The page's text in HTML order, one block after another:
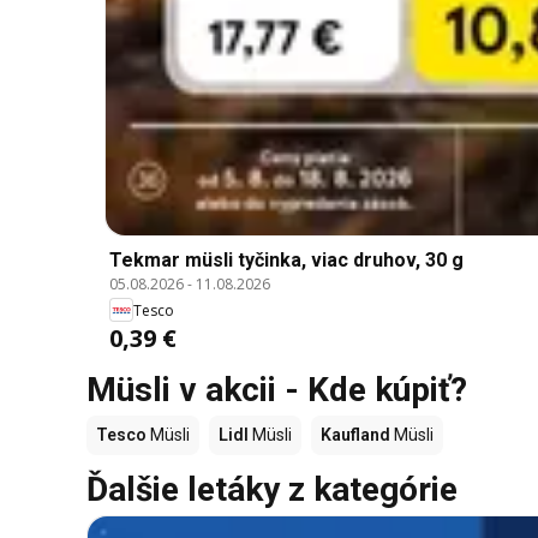
Tekmar müsli tyčinka, viac druhov, 30 g
05.08.2026- 11.08.2026
Tesco
0,39 €
Müsli v akcii - Kde kúpiť?
Tesco Müsli Lidl Müsli Kaufland Müsli
Ďalšie letáky z kategórie